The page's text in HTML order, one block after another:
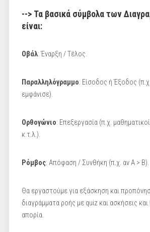
--> Τα βασικά σύμβολα των
είναι:
Οβάλ: Έναρξη / Τέλος.
Παραλληλόγραμμο: Είσοδος ή Έξοδος
εμφάνισε).
Ορθογώνιο: Επεξεργασία (π.χ.
κ.τ.λ.).
Ρόμβος: Απόφαση / Συνθήκη (π.χ. αν Α > Β).
Θα εργαστούμε για εξάσκηση και
διαγράμματα ροής με quiz και ασκήσεις
απορία.